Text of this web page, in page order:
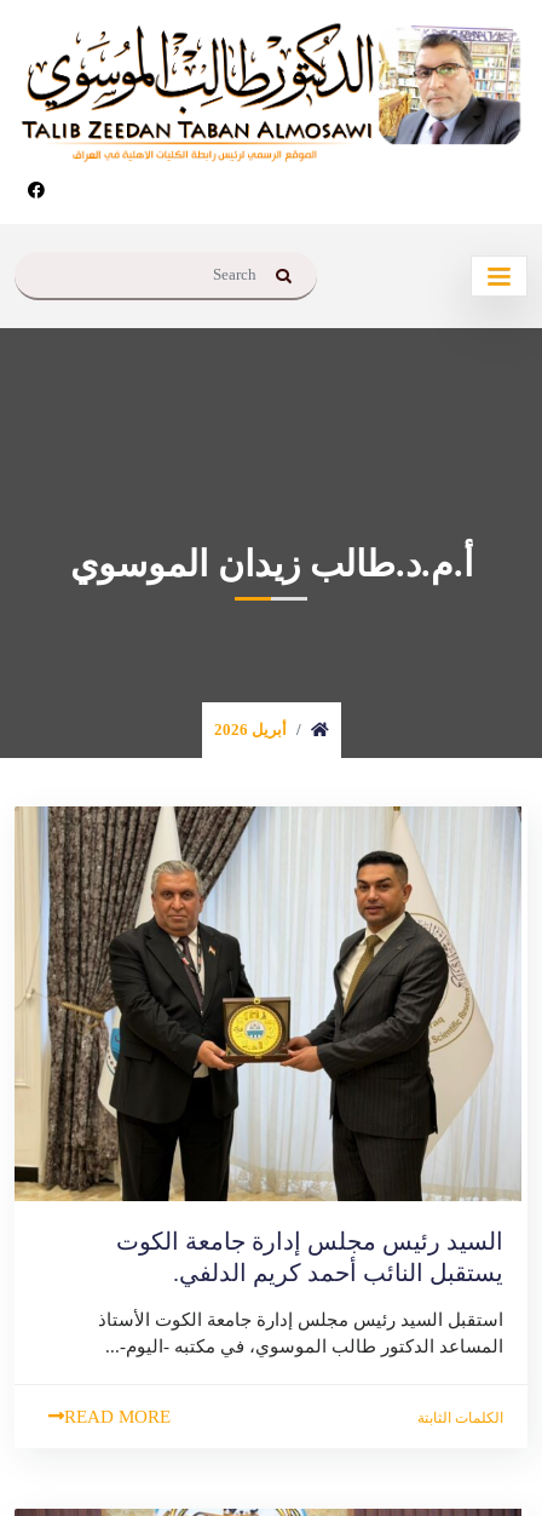
أ.م.د.طالب زيدان الموسوي
أبريل 2026
السيد رئيس مجلس إدارة جامعة الكوت
يستقبل النائب أحمد كريم الدلفي.
استقبل السيد رئيس مجلس إدارة جامعة الكوت الأستاذ
المساعد الدكتور طالب الموسوي، في مكتبه -اليوم-...
الكلمات الثابتة READ MORE